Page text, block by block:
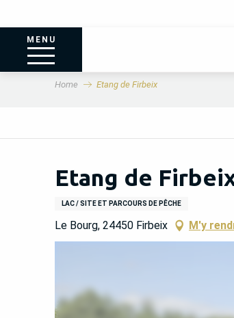
MENU
Home Etang de Firbeix
Etang de
LAC / SITE ET PARCOURS DE PÊCHE
Le Bourg, 24450 Firbeix M'y